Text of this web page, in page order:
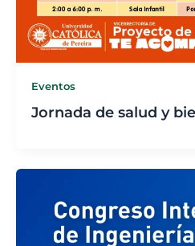
Eventos
Jornada de salud y